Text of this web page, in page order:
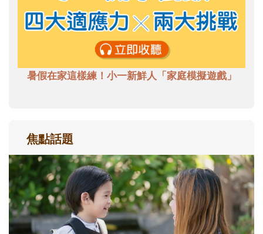
暑假在家這樣練！小一新鮮人「家庭模擬遊戲」
焦點話題
和孩子一起長大的那個男人│讀懂父親的
不同模樣
沒有人天生就擅長當爸爸！男人總是在一次